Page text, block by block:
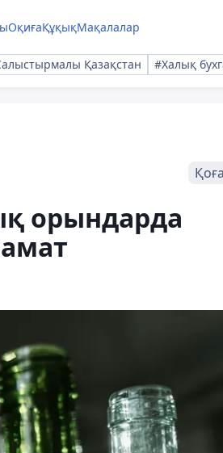
ОқиғаҚұқықМақалалар
Қазақстан #Халық
орындарда